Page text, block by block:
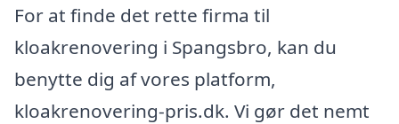
For at finde det rette firma til
kloakrenovering i Spangsbro, kan du
benytte dig af vores platform,
kloakrenovering-pris.dk. Vi gør det nemt